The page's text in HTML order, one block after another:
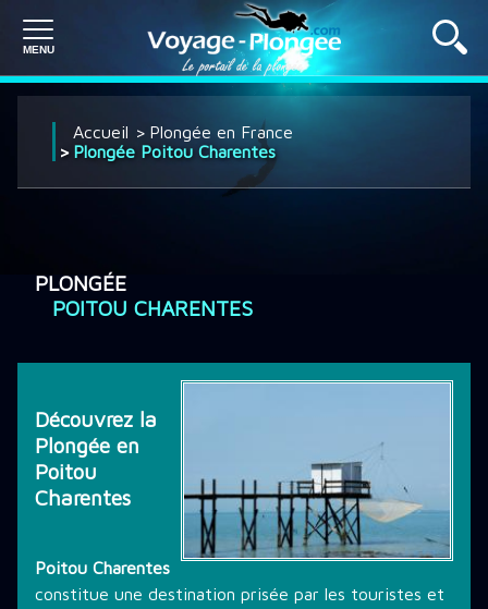
SÉJOUR PLONGÉE
CROISIÈRE PLONGÉE
DÉCOUVRIR LA PLONGÉE
Accueil
Plongée en France
Plongée Poitou Charentes
PLONGÉE
POITOU CHARENTES
Découvrez la
Plongée en
Poitou
Charentes
Poitou Charentes
constitue une destination prisée par les touristes et